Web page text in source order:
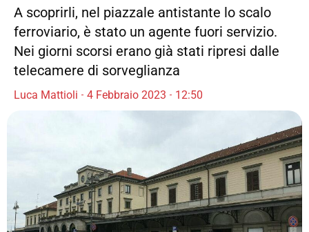
A scoprirli, nel piazzale antistante lo scalo
ferroviario, è stato un agente fuori servizio.
Nei giorni scorsi erano già stati ripresi dalle
telecamere di sorveglianza
Luca Mattioli 4 Febbraio 2023 12:50